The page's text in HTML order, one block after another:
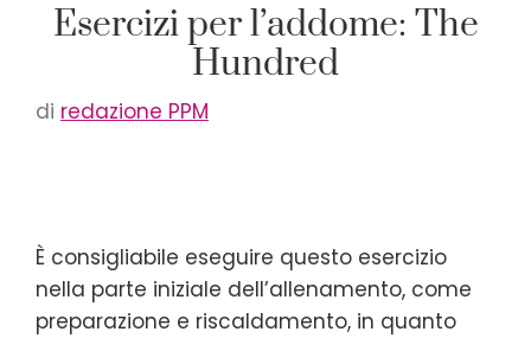
Esercizi per l’addome: The
Hundred
di redazione PPM
È consigliabile eseguire questo esercizio
nella parte iniziale dell’allenamento, come
preparazione e riscaldamento, in quanto